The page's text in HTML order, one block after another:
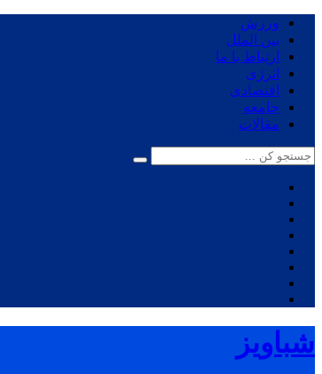
ورزش
بین الملل
ارتباط با ما
انرژی
اقتصادی
جامعه
مقالات
شباویز